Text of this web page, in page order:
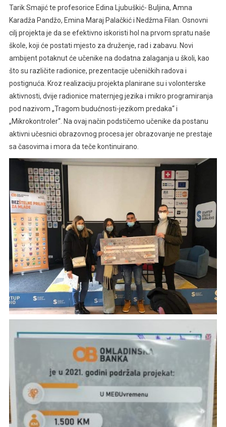
Tarik Smajić te profesorice Edina Ljubuškić- Buljina, Amna
Karadža Pandžo, Emina Maraj Palačkić i Nedžma Filan. Osnovni
cilj projekta je da se efektivno iskoristi hol na prvom spratu naše
škole, koji će postati mjesto za druženje, rad i zabavu. Novi
ambijent potaknut će učenike na dodatna zalaganja u školi, kao
što su različite radionice, prezentacije učeničkih radova i
postignuća. Kroz realizaciju projekta planirane su i volonterske
aktivnosti, dvije radionice maternjeg jezika i mikro programiranja
pod nazivom „Tragom budućnosti-jezikom predaka“ i
„Mikrokontroler“. Na ovaj način podstičemo učenike da postanu
aktivni učesnici obrazovnog procesa jer obrazovanje ne prestaje
sa časovima i mora da teče kontinuirano.